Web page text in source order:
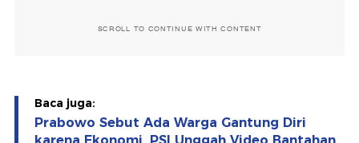
SCROLL TO CONTINUE WITH CONTENT
Baca juga:
Prabowo Sebut Ada Warga Gantung Diri